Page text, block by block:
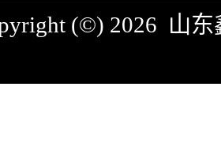
(©) 2026 山